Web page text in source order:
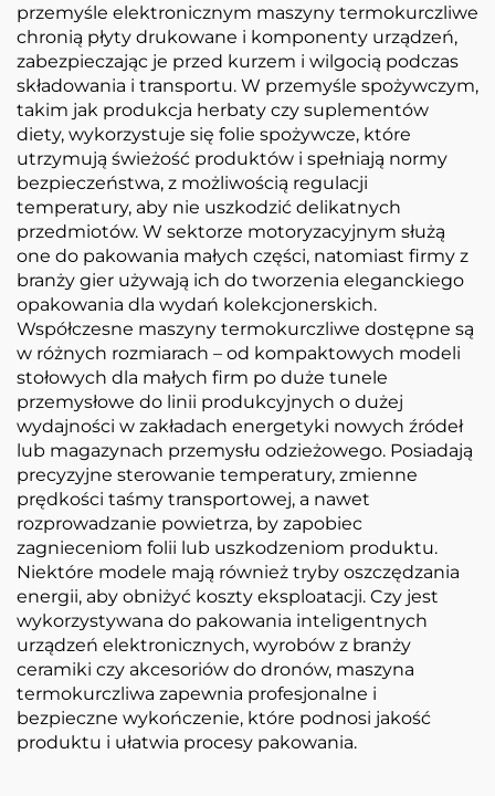
przemyśle elektronicznym maszyny termokurczliwe
chronią płyty drukowane i komponenty urządzeń,
zabezpieczając je przed kurzem i wilgocią podczas
składowania i transportu. W przemyśle spożywczym,
takim jak produkcja herbaty czy suplementów
diety, wykorzystuje się folie spożywcze, które
utrzymują świeżość produktów i spełniają normy
bezpieczeństwa, z możliwością regulacji
temperatury, aby nie uszkodzić delikatnych
przedmiotów. W sektorze motoryzacyjnym służą
one do pakowania małych części, natomiast firmy z
branży gier używają ich do tworzenia eleganckiego
opakowania dla wydań kolekcjonerskich.
Współczesne maszyny termokurczliwe dostępne są
w różnych rozmiarach – od kompaktowych modeli
stołowych dla małych firm po duże tunele
przemysłowe do linii produkcyjnych o dużej
wydajności w zakładach energetyki nowych źródeł
lub magazynach przemysłu odzieżowego. Posiadają
precyzyjne sterowanie temperatury, zmienne
prędkości taśmy transportowej, a nawet
rozprowadzanie powietrza, by zapobiec
zagnieceniom folii lub uszkodzeniom produktu.
Niektóre modele mają również tryby oszczędzania
energii, aby obniżyć koszty eksploatacji. Czy jest
wykorzystywana do pakowania inteligentnych
urządzeń elektronicznych, wyrobów z branży
ceramiki czy akcesoriów do dronów, maszyna
termokurczliwa zapewnia profesjonalne i
bezpieczne wykończenie, które podnosi jakość
produktu i ułatwia procesy pakowania.